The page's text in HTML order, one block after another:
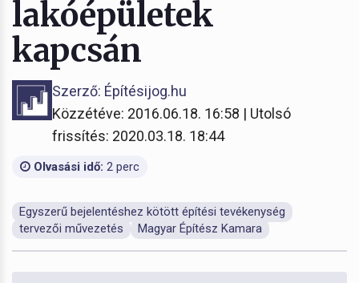
lakóépületek
kapcsán
Szerző: Építésijog.hu
Közzétéve: 2016.06.18. 16:58 | Utolsó
frissítés: 2020.03.18. 18:44
Olvasási idő: 2 perc
Egyszerű bejelentéshez kötött építési tevékenység
tervezői művezetés
Magyar Építész Kamara